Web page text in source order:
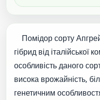
Помідор сорту
гібрид від італійської
особливість даного
висока врожайність,
генетичним